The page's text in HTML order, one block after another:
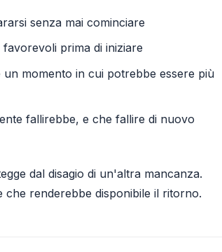
senza mai cominciare
prima di iniziare
momento in cui potrebbe essere più
fallirebbe, e che fallire di nuovo
dal disagio di un'altra mancanza.
renderebbe disponibile il ritorno.